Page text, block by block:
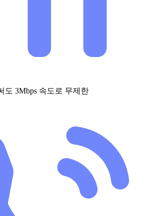
도 3Mbps 속도로 무제한